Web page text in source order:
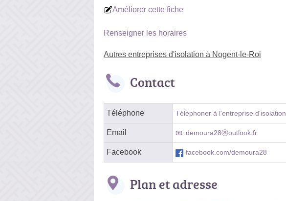
Améliorer cette fiche
Renseigner les horaires
Autres entreprises d'isolation à Nogent-le-Roi
Contact
Téléphone Téléphoner à l'entreprise d'isolation
Email demoura28ⓐoutlook.fr
Facebook facebook.com/demoura28
Plan et adresse